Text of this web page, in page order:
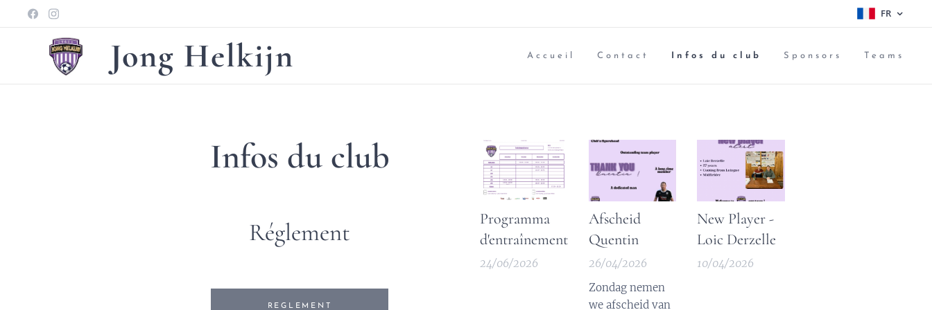
FR
Jong Helkijn Accueil Contact Infos du club Sponsors Teams
Infos du club
Réglement
REGLEMENT
Programma
d'entraînement
24/06/2026
Afscheid
Quentin
26/04/2026
Zondag nemen
we afscheid van
New Player -
Loic Derzelle
10/04/2026